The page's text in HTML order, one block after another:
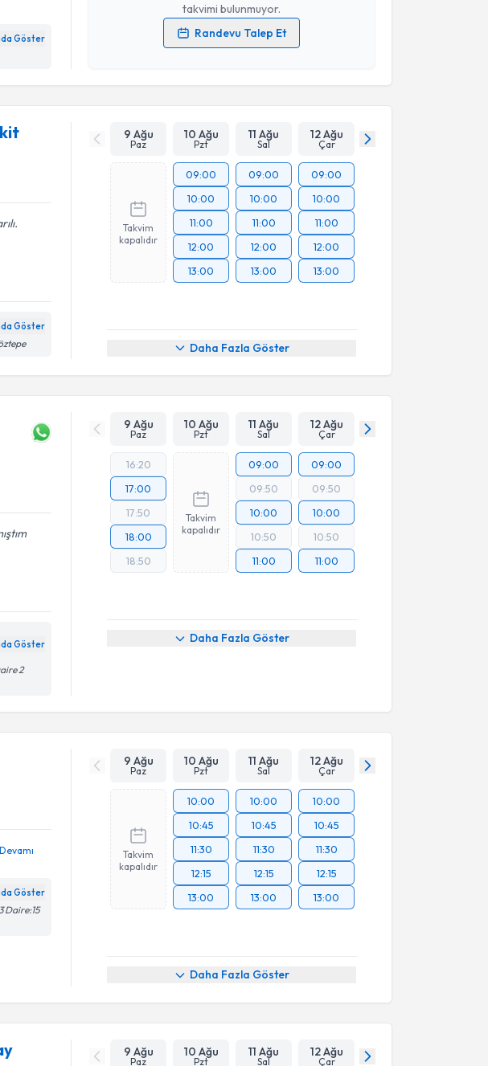
Göster
takvimi bulunmuyor.
Randevu Talep Et
Kişisel verilerimin işlenmesine ilişkinAydınlatma Metni
Takvim Talebini Gönder
Göster
9 Ağu
Paz
10 Ağu
Pzt
11 Ağu
Sal
12 Ağu
Çar
Takvim
kapalıdır
09:00
10:00
11:00
12:00
13:00
09:00
10:00
11:00
12:00
13:00
09:00
10:00
11:00
12:00
13:00
Daha Fazla Göster
Göster
2
9 Ağu
Paz
10 Ağu
Pzt
11 Ağu
Sal
12 Ağu
Çar
16:20
17:00
17:50
18:00
18:50
Takvim
kapalıdır
09:00
09:50
10:00
10:50
11:00
09:00
09:50
10:00
10:50
11:00
Daha Fazla Göster
Devamı
Göster
Daire:15
9 Ağu
Paz
10 Ağu
Pzt
11 Ağu
Sal
12 Ağu
Çar
Takvim
kapalıdır
10:00
10:45
11:30
12:15
13:00
10:00
10:45
11:30
12:15
13:00
10:00
10:45
11:30
12:15
13:00
Daha Fazla Göster
9 Ağu
Paz
10 Ağu
Pzt
11 Ağu
Sal
12 Ağu
Çar